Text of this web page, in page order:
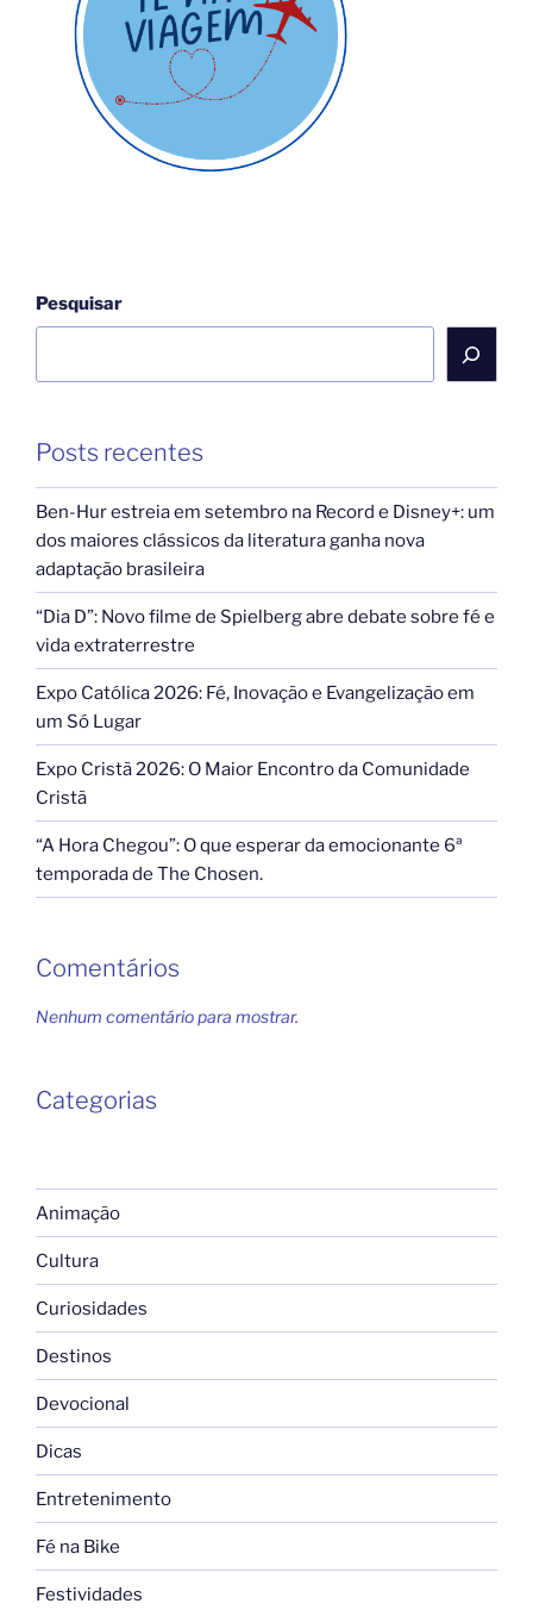
Priscilla
Shirer
de
“A
Pesquisar
Posts recentes
Ben-Hur estreia em setembro na Record e Disney+: um
dos maiores clássicos da literatura ganha nova
adaptação brasileira
“Dia D”: Novo filme de Spielberg abre debate sobre fé e
vida extraterrestre
Expo Católica 2026: Fé, Inovação e Evangelização em
um Só Lugar
Expo Cristã 2026: O Maior Encontro da Comunidade
Cristã
“A Hora Chegou”: O que esperar da emocionante 6ª
temporada de The Chosen.
Comentários
Nenhum comentário para mostrar.
Categorias
Animação
Cultura
Curiosidades
Destinos
Devocional
Dicas
Entretenimento
Fé na Bike
Festividades